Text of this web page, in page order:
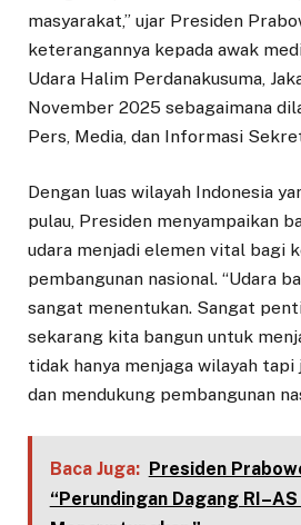
masyarakat,” ujar Presiden
keterangannya kepada awak
Udara Halim Perdanakusuma,
November 2025 sebagaimana
Pers, Media, dan Informasi
Dengan luas wilayah Indonesia
pulau, Presiden menyampaikan
udara menjadi elemen vital bagi
pembangunan nasional. “Udara
sangat menentukan. Sangat
sekarang kita bangun untuk
tidak hanya menjaga wilayah tapi
dan mendukung pembangunan
Baca Juga: Presiden
“Perundingan Dagang